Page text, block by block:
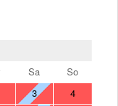
Sa
So
3
4